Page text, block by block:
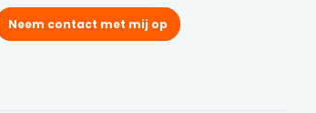
Neem contact met mij op